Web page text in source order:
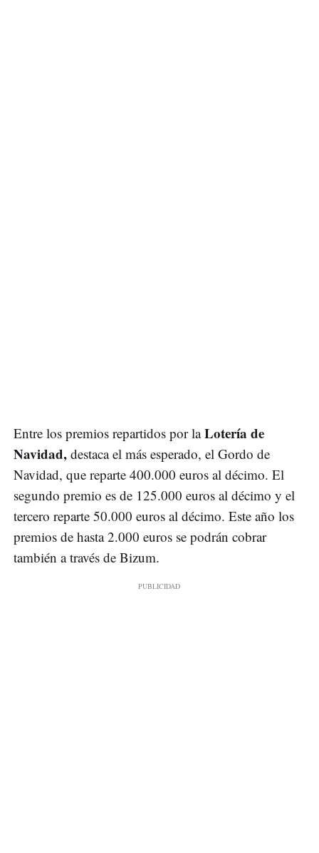
Entre los premios repartidos por laLotería de
Navidad, destaca el más esperado, el Gordo de
Navidad, que reparte 400.000 euros al décimo. El
segundo premio es de 125.000 euros al décimo y el
tercero reparte 50.000 euros al décimo. Este año los
premios de hasta 2.000 euros se podrán cobrar
también a través de Bizum.